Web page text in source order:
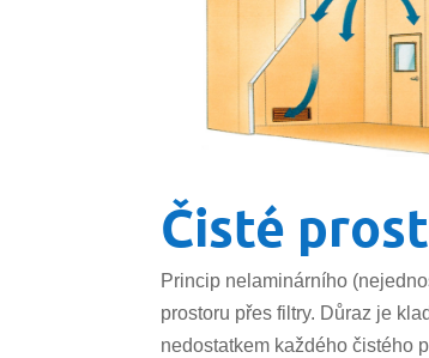
Čisté
Princip nelaminárního
prostoru přes filtry. Důraz je
nedostatkem každého čistého